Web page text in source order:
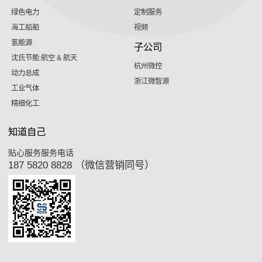
绿色电力
海工船舶
氢能源
沈氏节能:航空 & 航天
动力总成
工业气体
精细化工
定制服务
视频
子公司
杭州微控
浙江微智源
知道自己
贴心服务服务电话
187 5820 8828 （微信营销同号）